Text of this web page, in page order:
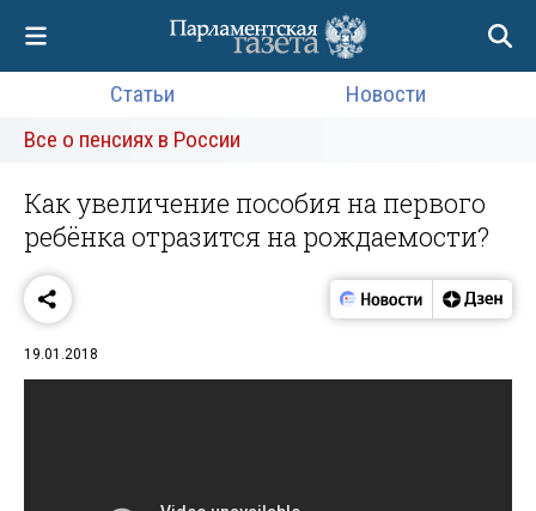
Статьи
Новости
Все о пенсиях в России
Как увеличение пособия на первого
ребёнка отразится на рождаемости?
19.01.2018